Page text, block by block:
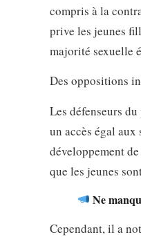
compris à la
prive les jeunes
majorité sexuelle
Des oppositions
Les défenseurs
un accès égal
développement
que les jeunes
Ne
Cependant, il a